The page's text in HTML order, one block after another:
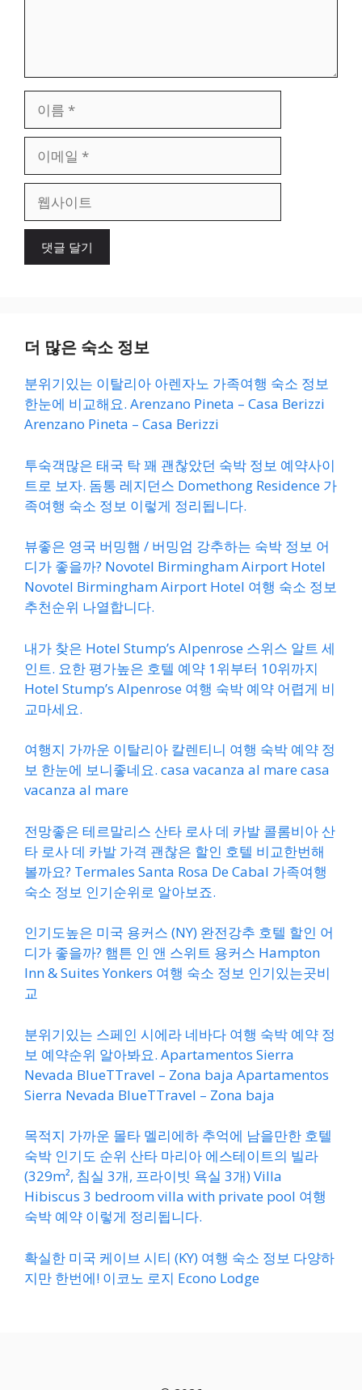
일
이
더 많은 숙소 정보
분위기있는 이탈리아 아렌자노 가족여행 숙소 정보
한눈에 비교해요. Arenzano Pineta – Casa Berizzi
Arenzano Pineta – Casa Berizzi
투숙객많은 태국 탁 꽤 괜찮았던 숙박 정보 예약사이
트로 보자. 돔통 레지던스 Domethong Residence 가
족여행 숙소 정보 이렇게 정리됩니다.
뷰좋은 영국 버밍햄 / 버밍엄 강추하는 숙박 정보 어
디가 좋을까? Novotel Birmingham Airport Hotel
Novotel Birmingham Airport Hotel 여행 숙소 정보
추천순위 나열합니다.
내가 찾은 Hotel Stump’s Alpenrose 스위스 알트 세
인트. 요한 평가높은 호텔 예약 1위부터 10위까지
Hotel Stump’s Alpenrose 여행 숙박 예약 어렵게 비
교마세요.
여행지 가까운 이탈리아 칼렌티니 여행 숙박 예약 정
보 한눈에 보니좋네요. casa vacanza al mare casa
vacanza al mare
전망좋은 테르말리스 산타 로사 데 카발 콜롬비아 산
타 로사 데 카발 가격 괜찮은 할인 호텔 비교한번해
볼까요? Termales Santa Rosa De Cabal 가족여행
숙소 정보 인기순위로 알아보죠.
인기도높은 미국 용커스 (NY) 완전강추 호텔 할인 어
디가 좋을까? 햄튼 인 앤 스위트 용커스 Hampton
Inn & Suites Yonkers 여행 숙소 정보 인기있는곳비
교
분위기있는 스페인 시에라 네바다 여행 숙박 예약 정
보 예약순위 알아봐요. Apartamentos Sierra
Nevada BlueTTravel – Zona baja Apartamentos
Sierra Nevada BlueTTravel – Zona baja
목적지 가까운 몰타 멜리에하 추억에 남을만한 호텔
숙박 인기도 순위 산타 마리아 에스테이트의 빌라
(329m², 침실 3개, 프라이빗 욕실 3개) Villa
Hibiscus 3 bedroom villa with private pool 여행
숙박 예약 이렇게 정리됩니다.
확실한 미국 케이브 시티 (KY) 여행 숙소 정보 다양하
지만 한번에! 이코노 로지 Econo Lodge